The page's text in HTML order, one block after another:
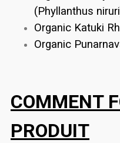
(Phyllanthus
Organic Katuki
Organic
COMMENT
PRODUIT